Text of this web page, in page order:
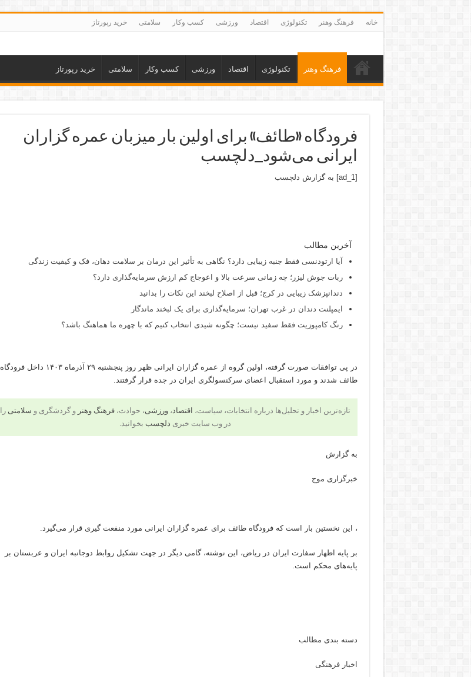
خانه فرهنگ وهنر تکنولوژی اقتصاد ورزشی کسب وکار سلامتی خرید رپورتاز
فرهنگ وهنر تکنولوژی اقتصاد ورزشی کسب وکار سلامتی خرید رپورتاز
فرودگاه «طائف» برای اولین بار میزبان عمره گزاران
ایرانی می‌شود_دلچسب
[ad_1] به گزارش دلچسب
آخرین مطالب
آیا ارتودنسی فقط جنبه زیبایی دارد؟ نگاهی به تأثیر این درمان بر سلامت دهان، فک و کیفیت زندگی
ربات جوش لیزر؛ چه زمانی سرعت بالا و اعوجاج کم ارزش سرمایه‌گذاری دارد؟
دندانپزشک زیبایی در کرج؛ قبل از اصلاح لبخند این نکات را بدانید
ایمپلنت دندان در غرب تهران؛ سرمایه‌گذاری برای یک لبخند ماندگار
رنگ کامپوزیت فقط سفید نیست؛ چگونه شیدی انتخاب کنیم که با چهره ما هماهنگ باشد؟
در پی توافقات صورت گرفته، اولین گروه از عمره گزاران ایرانی ظهر روز پنجشنبه ۲۹ آذرماه ۱۴۰۳ داخل فرودگاه
طائف شدند و مورد استقبال اعضای سرکنسولگری ایران در جده قرار گرفتند.
تازه‌ترین اخبار و تحلیل‌ها درباره انتخابات، سیاست، اقتصاد،ورزشی، حوادث،فرهنگ وهنر و گردشگری و سلامتی را
در وب سایت خبری دلچسب بخوانید.
به گزارش
خبرگزاری موج
، این نخستین بار است که فرودگاه طائف برای عمره گزاران ایرانی مورد منفعت گیری قرار می‌گیرد.
بر پایه اظهار سفارت ایران در ریاض، این نوشته، گامی دیگر در جهت تشکیل روابط دوجانبه ایران و عربستان بر
پایه‌های محکم است.
دسته بندی مطالب
اخبار فرهنگی